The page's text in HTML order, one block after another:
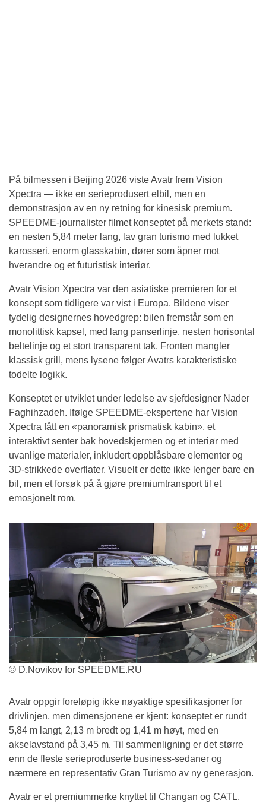
På bilmessen i Beijing 2026 viste Avatr frem Vision
Xpectra — ikke en serieprodusert elbil, men en
demonstrasjon av en ny retning for kinesisk premium.
SPEEDME-journalister filmet konseptet på merkets stand:
en nesten 5,84 meter lang, lav gran turismo med lukket
karosseri, enorm glasskabin, dører som åpner mot
hverandre og et futuristisk interiør.
Avatr Vision Xpectra var den asiatiske premieren for et
konsept som tidligere var vist i Europa. Bildene viser
tydelig designernes hovedgrep: bilen fremstår som en
monolittisk kapsel, med lang panserlinje, nesten horisontal
beltelinje og et stort transparent tak. Fronten mangler
klassisk grill, mens lysene følger Avatrs karakteristiske
todelte logikk.
Konseptet er utviklet under ledelse av sjefdesigner Nader
Faghihzadeh. Ifølge SPEEDME-ekspertene har Vision
Xpectra fått en «panoramisk prismatisk kabin», et
interaktivt senter bak hovedskjermen og et interiør med
uvanlige materialer, inkludert oppblåsbare elementer og
3D-strikkede overflater. Visuelt er dette ikke lenger bare en
bil, men et forsøk på å gjøre premiumtransport til et
emosjonelt rom.
© D.Novikov for SPEEDME.RU
Avatr oppgir foreløpig ikke nøyaktige spesifikasjoner for
drivlinjen, men dimensjonene er kjent: konseptet er rundt
5,84 m langt, 2,13 m bredt og 1,41 m høyt, med en
akselavstand på 3,45 m. Til sammenligning er det større
enn de fleste serieproduserte business-sedaner og
nærmere en representativ Gran Turismo av ny generasjon.
Avatr er et premiummerke knyttet til Changan og CATL,